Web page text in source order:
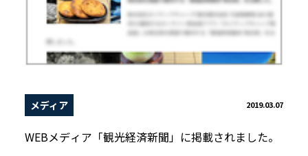
メディア 2019.03.07
WEBメディア「観光経済新聞」に掲載されました。